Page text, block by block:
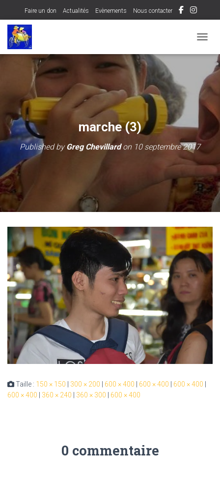
Faire un don Actualités Evènements Nous contacter
marche (3)
Published byGreg Chevillardon 10 septembre 2017
Taille : 150 × 150 300 × 200 600 × 400 600 × 400 600 × 400
600 × 400
360 × 240 360 × 300 600 × 400
0 commentaire